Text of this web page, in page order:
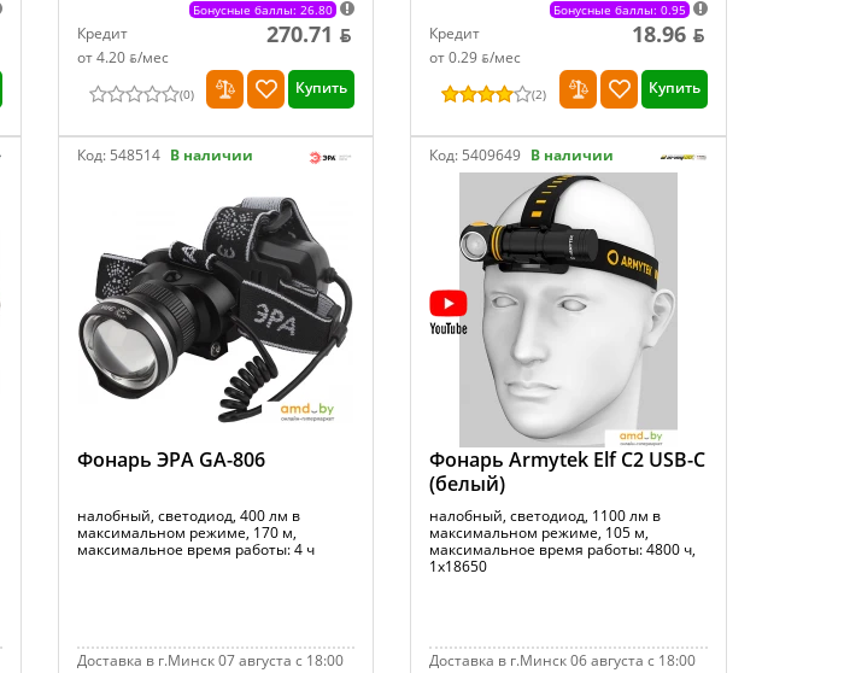
Бонусные баллы: 26.80
Кредит
от 4.20 ƃ/мec
270.71 ƃ
(0) Купить
Бонусные баллы: 0.95
Кредит
от 0.29 ƃ/мec
18.96 ƃ
(2) Купить
Код: 548514 В наличии
Фонарь ЭРА GA-806
налобный, светодиод, 400 лм в
максимальном режиме, 170 м,
максимальное время работы: 4 ч
Доставка в г.Минск 07 августа с 18:00
Код: 5409649 В наличии
Фонарь Armytek Elf C2 USB-C
(белый)
налобный, светодиод, 1100 лм в
максимальном режиме, 105 м,
максимальное время работы: 4800 ч,
1x18650
Доставка в г.Минск 06 августа с 18:00